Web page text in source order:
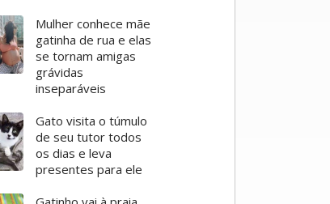
Mulher conhece mãe
gatinha de rua e elas
se tornam amigas
grávidas
inseparáveis
Gato visita o túmulo
de seu tutor todos
os dias e leva
presentes para ele